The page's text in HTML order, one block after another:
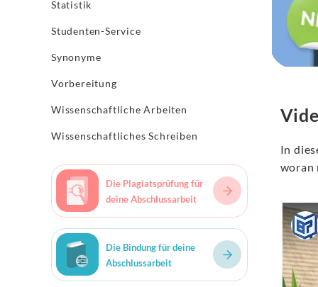
Statistik
Studenten-Service
Synonyme
Vorbereitung
Wissenschaftliche Arbeiten
Wissenschaftliches Schreiben
Die Plagiatsprüfung für
deine Abschlussarbeit
Die Bindung für deine
Abschlussarbeit
In
woran